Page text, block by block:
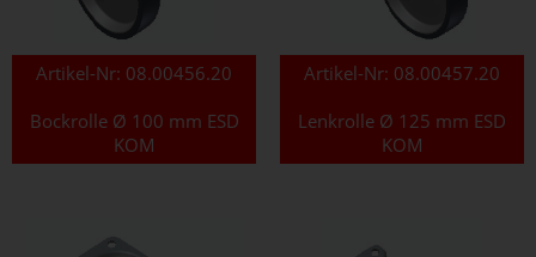
Artikel-Nr: 08.00456.20
Bockrolle Ø 100 mm ESD
KOM
Artikel-Nr: 08.00457.20
Lenkrolle Ø 125 mm ESD
KOM